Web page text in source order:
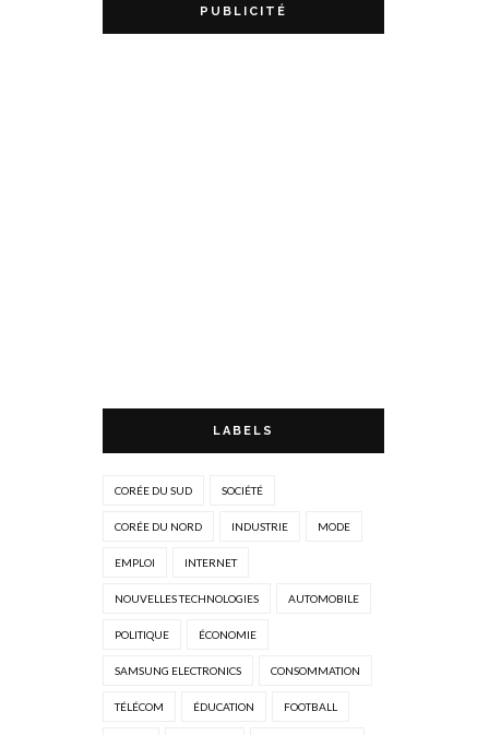
PUBLICITÉ
LABELS
CORÉE DU SUD SOCIÉTÉ
CORÉE DU NORD INDUSTRIE MODE
EMPLOI INTERNET
NOUVELLES TECHNOLOGIES AUTOMOBILE
POLITIQUE ÉCONOMIE
SAMSUNG ELECTRONICS CONSOMMATION
TÉLÉCOM ÉDUCATION FOOTBALL